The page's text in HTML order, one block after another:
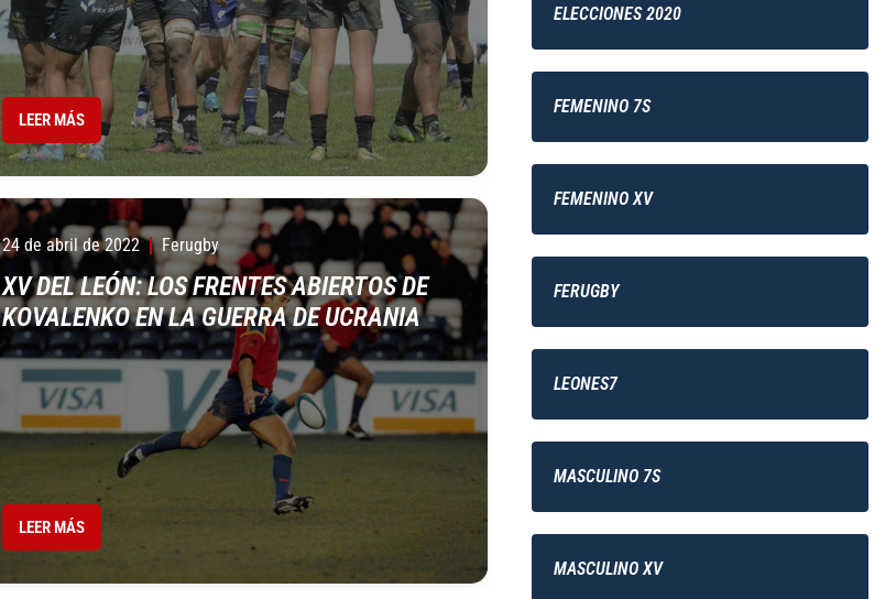
LEER MÁS
24 de abril de 2022 Ferugby
XV DEL LEÓN: LOS FRENTES ABIERTOS DE
KOVALENKO EN LA GUERRA DE UCRANIA
LEER MÁS
ELECCIONES 2020
FEMENINO 7S
FEMENINO XV
FERUGBY
LEONES7
MASCULINO 7S
MASCULINO XV